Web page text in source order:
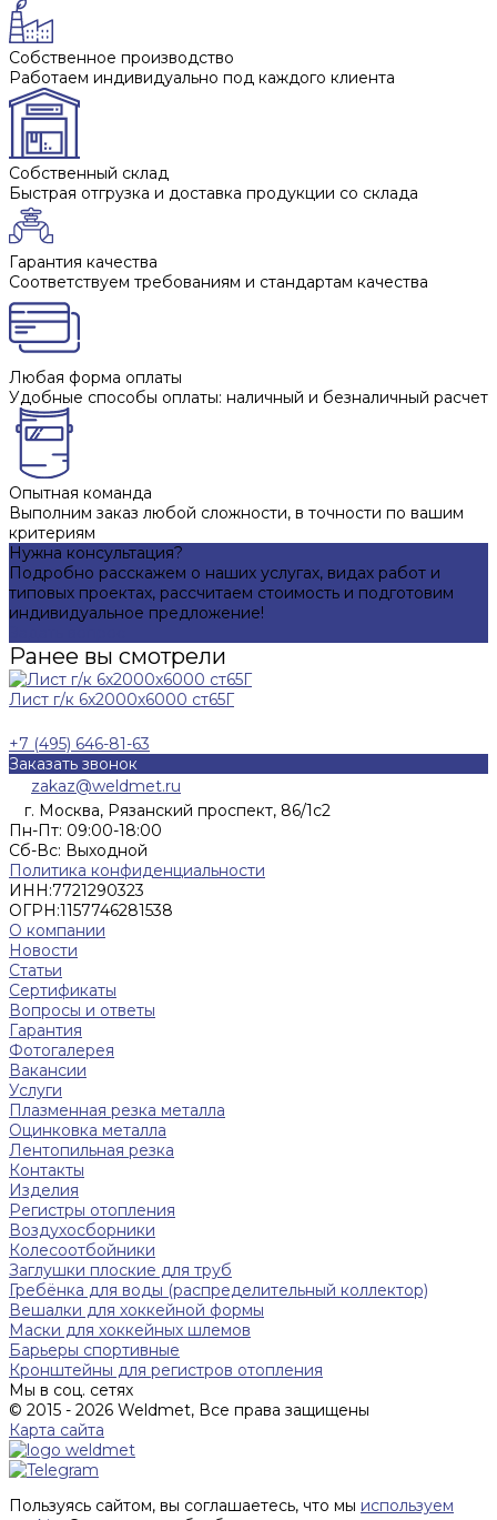
Собственное производство
Работаем индивидуально под каждого клиента
Собственный склад
Быстрая отгрузка и доставка продукции со склада
Гарантия качества
Соответствуем требованиям и стандартам качества
Любая форма оплаты
Удобные способы оплаты: наличный и безналичный расчет
Опытная команда
Выполним заказ любой сложности, в точности по вашим
критериям
Нужна консультация?
Подробно расскажем о наших услугах, видах работ и
типовых проектах, рассчитаем стоимость и подготовим
индивидуальное предложение!
Ранее вы смотрели
Лист г/к 6х2000х6000 ст65Г
+7 (495) 646-81-63
Заказать звонок
zakaz@weldmet.ru
г. Москва, Рязанский проспект, 86/1с2
Пн-Пт: 09:00-18:00
Cб-Вс: Выходной
Политика конфиденциальности
ИНН:7721290323
ОГРН:1157746281538
О компании
Новости
Статьи
Сертификаты
Вопросы и ответы
Гарантия
Фотогалерея
Вакансии
Услуги
Плазменная резка металла
Оцинковка металла
Лентопильная резка
Контакты
Изделия
Регистры отопления
Воздухосборники
Колесоотбойники
Заглушки плоские для труб
Гребёнка для воды (распределительный коллектор)
Вешалки для хоккейной формы
Маски для хоккейных шлемов
Барьеры спортивные
Кронштейны для регистров отопления
Мы в соц. сетях
© 2015 - 2026 Weldmet, Все права защищены
Карта сайта
Пользуясь сайтом, вы соглашаетесь, что мы используем